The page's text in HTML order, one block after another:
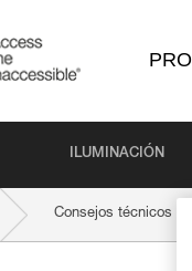
ILUMINACIÓN
Consejos técnicos